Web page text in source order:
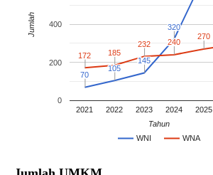
WNI WNA
2021 2022 2023 2024 2025
0
200
400
70
70
105
105
145
145
320
320
172
172 185
185
232
232 240
240
270
270
Tahun
Jumlah